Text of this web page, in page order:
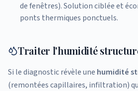
de fenêtres). Solution ciblée et
ponts thermiques ponctuels.
Traiter l'humidité
Si le diagnostic révèle une humidité
(remontées capillaires, infiltration)